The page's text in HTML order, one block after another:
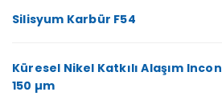
Silisyum Karbür F54
Küresel Nikel Katkılı Alaşım
150 µm